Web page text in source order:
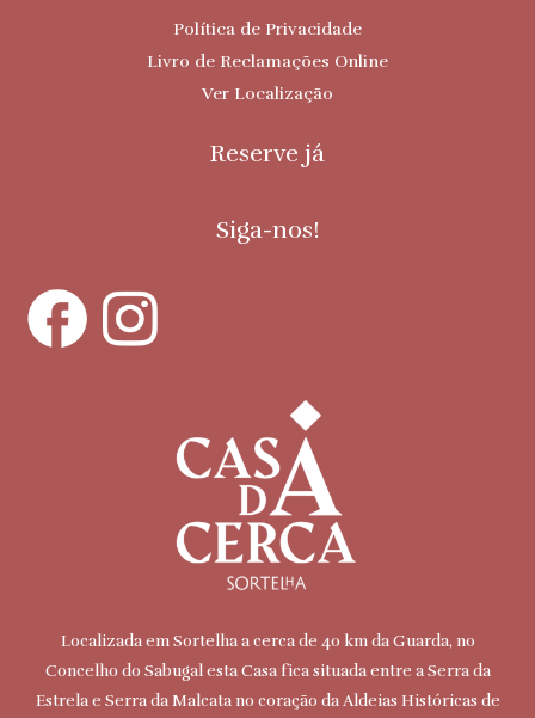
Política de Privacidade
Livro de Reclamações Online
Ver Localização
Reserve já
Siga-nos!
Localizada em Sortelha a cerca de 40 km da Guarda, no
Concelho do Sabugal esta Casa fica situada entre a Serra da
Estrela e Serra da Malcata no coração da Aldeias Históricas de